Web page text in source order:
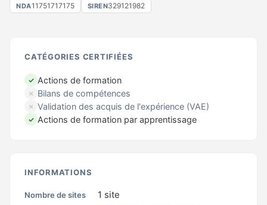
NDA11751717175 SIREN329121982
CATÉGORIES CERTIFIÉES
✓ Actions de formation
✗ Bilans de compétences
✗ Validation des acquis de l'expérience (VAE)
✓ Actions de formation par apprentissage
INFORMATIONS
Nombre de sites 1 site